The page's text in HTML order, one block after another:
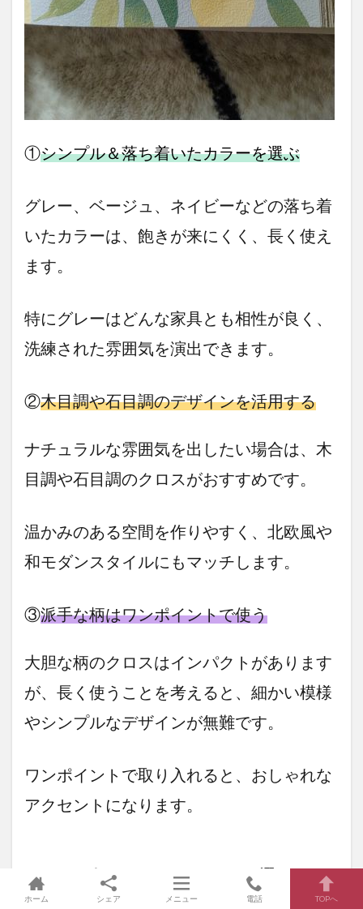
①シンプル＆落ち着いたカラーを選ぶ
グレー、ベージュ、ネイビーなどの落ち着
いたカラーは、飽きが来にくく、長く使え
ます。
特にグレーはどんな家具とも相性が良く、
洗練された雰囲気を演出できます。
②木目調や石目調のデザインを活用する
ナチュラルな雰囲気を出したい場合は、木
目調や石目調のクロスがおすすめです。
温かみのある空間を作りやすく、北欧風や
和モダンスタイルにもマッチします。
③派手な柄はワンポイントで使う
大胆な柄のクロスはインパクトがあります
が、長く使うことを考えると、細かい模様
やシンプルなデザインが無難です。
ワンポイントで取り入れると、おしゃれな
アクセントになります。
やっぱりアクセントクロスを選ぶなら
ショールームで触感や色、柄を確認
ホーム シェア メニュー 電話 TOPへ